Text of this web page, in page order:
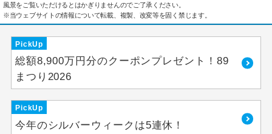
風景をご覧いただけるとはかぎりませんのでご了承ください。
※当ウェブサイトの情報について転載、複製、改変等を固く禁じます。
PickUp
総額8,900万円分のクーポンプレゼント！89
まつり2026
PickUp
今年のシルバーウィークは5連休！